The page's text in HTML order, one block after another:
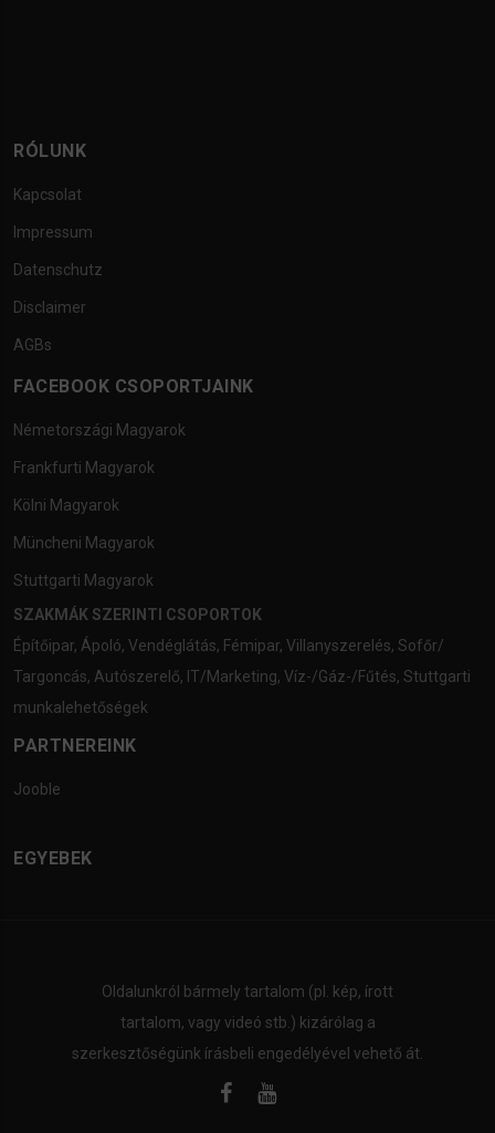
RÓLUNK
Kapcsolat
Impressum
Datenschutz
Disclaimer
AGBs
FACEBOOK CSOPORTJAINK
Németországi Magyarok
Frankfurti Magyarok
Kölni Magyarok
Müncheni Magyarok
Stuttgarti Magyarok
SZAKMÁK SZERINTI CSOPORTOK
Építőipar, Ápoló, Vendéglátás, Fémipar, Villanyszerelés, Sofőr/
Targoncás, Autószerelő, IT/Marketing, Víz-/Gáz-/Fűtés, Stuttgarti
munkalehetőségek
PARTNEREINK
Jooble
EGYEBEK
Oldalunkról bármely tartalom (pl. kép, írott
tartalom, vagy videó stb.) kizárólag a
szerkesztőségünk írásbeli engedélyével vehető át.